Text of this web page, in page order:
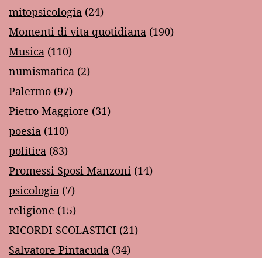
mitopsicologia (24)
Momenti di vita quotidiana (190)
Musica (110)
numismatica (2)
Palermo (97)
Pietro Maggiore (31)
poesia (110)
politica (83)
Promessi Sposi Manzoni (14)
psicologia (7)
religione (15)
RICORDI SCOLASTICI (21)
Salvatore Pintacuda (34)